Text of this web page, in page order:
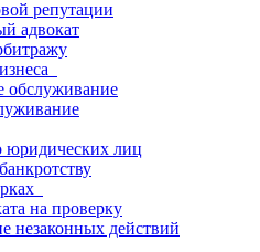
репутации
адвокат
обслуживание
юридических лиц
на проверку
незаконных действий